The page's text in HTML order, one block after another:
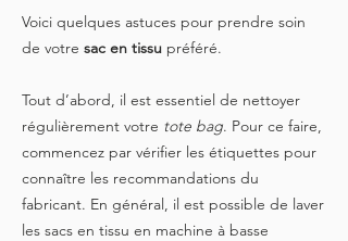
Voici quelques astuces pour prendre soin
de votre sac en tissu préféré.
Tout d’abord, il est essentiel de nettoyer
régulièrement votre tote bag. Pour ce faire,
commencez par vérifier les étiquettes pour
connaître les recommandations du
fabricant. En général, il est possible de laver
les sacs en tissu en machine à basse